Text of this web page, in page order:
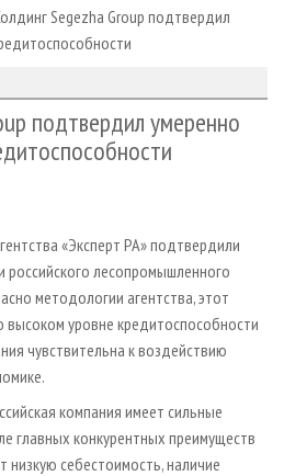
ПЛИТ
Segezha Group подтвердил
подтвердил умеренно
«Эксперт РА» подтвердили
российского лесопромышленного
методологии агентства, этот
высоком уровне кредитоспособности
чувствительна к воздействию
компания имеет сильные
главных конкурентных преимуществ
низкую себестоимость, наличие